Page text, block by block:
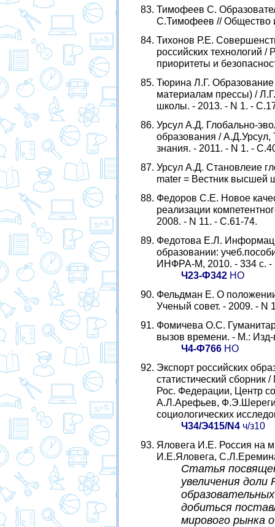
Тимофеев С.
С.Тимофеев // Общество
Тихонов Р.Е.
российских технологий
приоритеты и
Тюрина Л.Г.
материалам прессы) /
школы. - 2013. - N 1. -
Урсул А.Д. Глобально-
образования /
знания. - 2011. - N 1. -
Урсул А.Д. Становлеие
mater = Вестник высшей
Федоров С.Е. Новое
реализации
2008. - N 11. - С.61-74.
Федотова Е.Л.
образовании:
ИНФРА-М, 2010. - 334 с. -
Ч23-Ф342НО
Фельдман Е. О
Ученый совет. - 2009. - N
Фомичева О.С.
вызов времени. - М.: Изд-
Ч4-Ф766НО
Экспорт российских
статистический сборник
Рос. Федерации, Центр
А.Л.Арефьев,
социологических
Ч34/Э415/N4ч/з10
Яловега И.Е. Россия на
И.Е.Яловега,
Статья
увеличения доли
добиться
мирового рынка